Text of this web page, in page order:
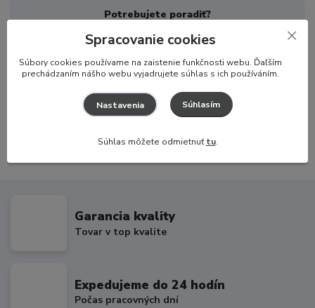
Potrebujete poradiť?
Zákaznícka podpora
+421 917 174 048
(Po-Pia, 8-16 hod.)
Garancia kvality
Tovar v top kvalite
Expedujeme do 24 hodín
Počas pracovných dní
Spracovanie cookies
Súbory cookies používame na zaistenie funkčnosti webu. Ďaľším
prechádzaním nášho webu vyjadrujete súhlas s ich používáním.
Nastavenia Súhlasím
Súhlas môžete odmietnuťtu.